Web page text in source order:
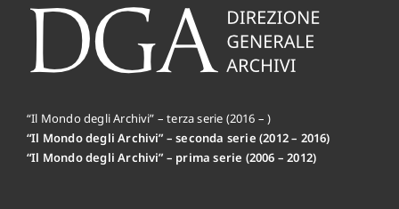
“Il Mondo degli Archivi” – terza serie (2016 – )
“Il Mondo degli Archivi” – seconda serie (2012 – 2016)
“Il Mondo degli Archivi” – prima serie (2006 – 2012)